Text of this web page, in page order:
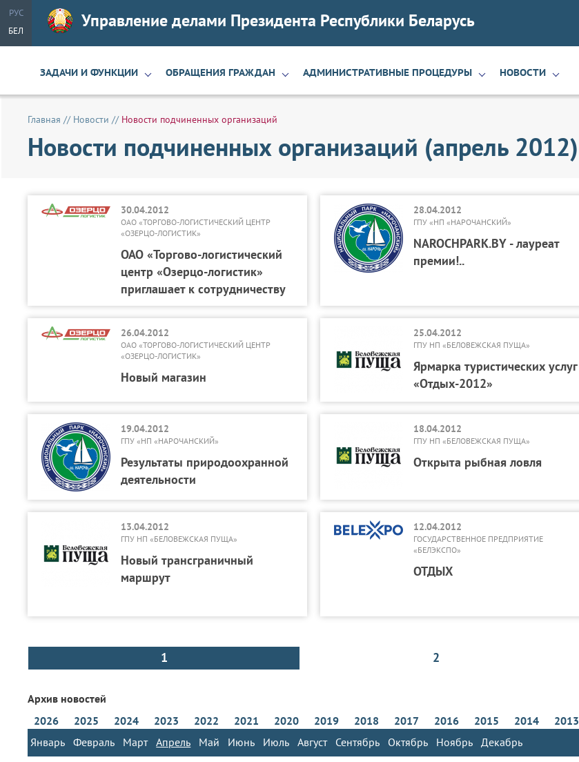
РУС
БЕЛ
Управление делами Президента Республики Беларусь
ЗАДАЧИ И ФУНКЦИИ ОБРАЩЕНИЯ ГРАЖДАН АДМИНИСТРАТИВНЫЕ ПРОЦЕДУРЫ НОВОСТИ
Главная // Новости // Новости подчиненных организаций
Новости подчиненных организаций (апрель 2012)
30.04.2012
ОАО «ТОРГОВО-ЛОГИСТИЧЕСКИЙ ЦЕНТР
«ОЗЕРЦО-ЛОГИСТИК»
ОАО «Торгово-логистический
центр «Озерцо-логистик»
приглашает к сотрудничеству
28.04.2012
ГПУ «НП «НАРОЧАНСКИЙ»
NAROCHPARK.BY - лауреат
премии!..
26.04.2012
ОАО «ТОРГОВО-ЛОГИСТИЧЕСКИЙ ЦЕНТР
«ОЗЕРЦО-ЛОГИСТИК»
Новый магазин
25.04.2012
ГПУ НП «БЕЛОВЕЖСКАЯ ПУЩА»
Ярмарка туристических услуг
«Отдых-2012»
19.04.2012
ГПУ «НП «НАРОЧАНСКИЙ»
Результаты природоохранной
деятельности
18.04.2012
ГПУ НП «БЕЛОВЕЖСКАЯ ПУЩА»
Открыта рыбная ловля
13.04.2012
ГПУ НП «БЕЛОВЕЖСКАЯ ПУЩА»
Новый трансграничный
маршрут
12.04.2012
ГОСУДАРСТВЕННОЕ ПРЕДПРИЯТИЕ
«БЕЛЭКСПО»
ОТДЫХ
1 2
Архив новостей
2026
2025 2024 2023 2022 2021 2020 2019 2018 2017 2016 2015 2014 2013
Январь
Февраль Март Апрель Май Июнь Июль Август Сентябрь Октябрь Ноябрь Декабрь